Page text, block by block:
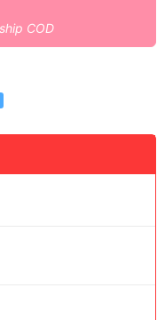
COD